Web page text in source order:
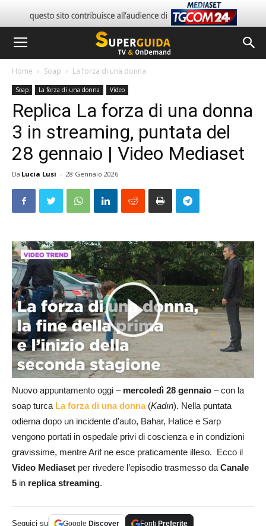
Home Soap La forza di una donna
Soap La forza di una donna Video
Replica La forza di una donna
3 in streaming, puntata del
28 gennaio | Video Mediaset
Da Lucia Lusi - 28 Gennaio 2026
Nuovo appuntamento oggi – mercoledì 28 gennaio – con la
soap turca La forza di una donna(Kadın). Nella puntata
odierna dopo un incidente d’auto, Bahar, Hatice e Sarp
vengono portati in ospedale privi di coscienza e in condizioni
gravissime, mentre Arif ne esce praticamente illeso. Ecco il
Video Mediaset per rivedere l’episodio trasmesso daCanale
5 in replica streaming.
Seguici su Google Discover Fonti Preferite